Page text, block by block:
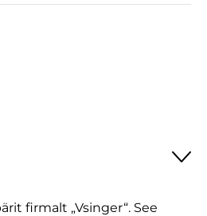
firmalt „Vsinger“. See